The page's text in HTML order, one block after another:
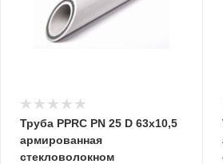
Труба PPRC PN 25 D 63х10,5
армированная
стекловолокном